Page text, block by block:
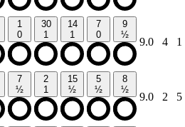
1
0
30
1
14
1
7
0
9
½
9.0 4 1
7
½
2
1
15
½
5
½
8
½
9.0 2 5